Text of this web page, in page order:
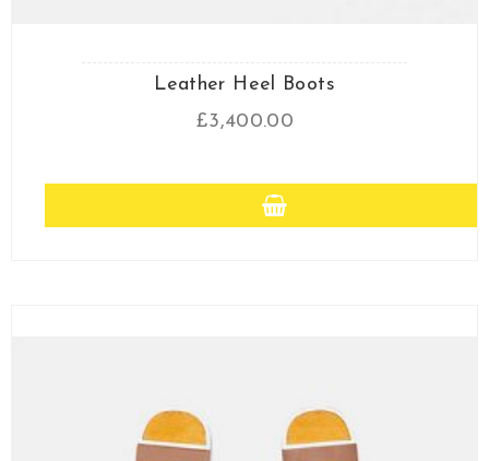
Leather Heel Boots
£3,400.00